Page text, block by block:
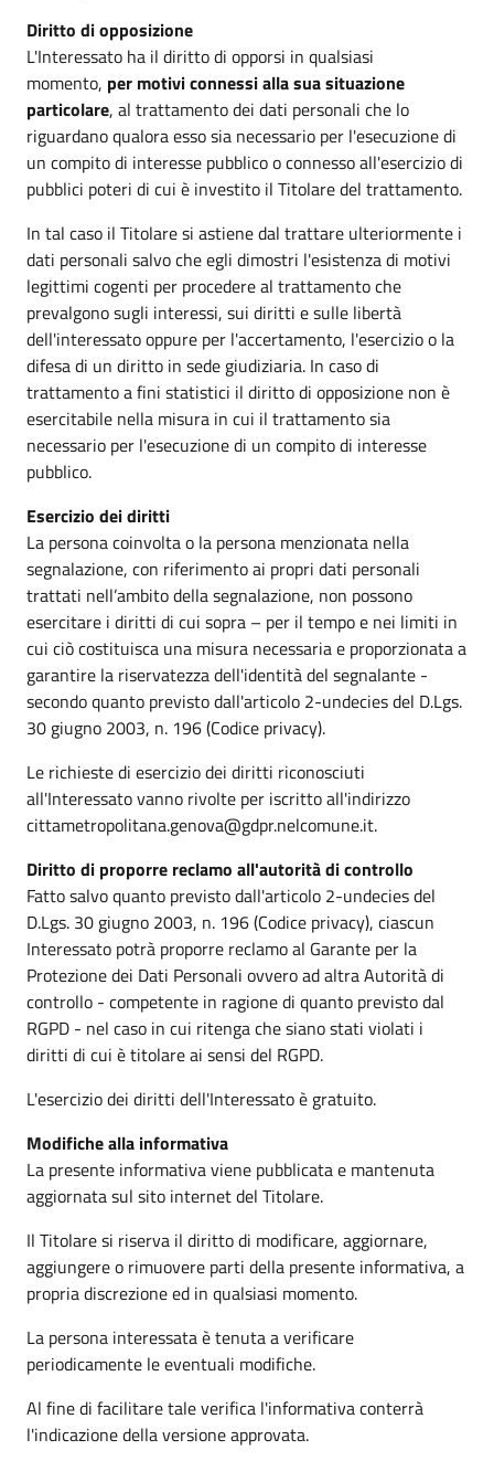
Diritto di opposizione
L'Interessato ha il diritto di opporsi in qualsiasi
momento, per motivi connessi alla sua situazione
particolare, al trattamento dei dati personali che lo
riguardano qualora esso sia necessario per l'esecuzione di
un compito di interesse pubblico o connesso all'esercizio di
pubblici poteri di cui è investito il Titolare del trattamento.
In tal caso il Titolare si astiene dal trattare ulteriormente i
dati personali salvo che egli dimostri l'esistenza di motivi
legittimi cogenti per procedere al trattamento che
prevalgono sugli interessi, sui diritti e sulle libertà
dell'interessato oppure per l'accertamento, l'esercizio o la
difesa di un diritto in sede giudiziaria. In caso di
trattamento a fini statistici il diritto di opposizione non è
esercitabile nella misura in cui il trattamento sia
necessario per l'esecuzione di un compito di interesse
pubblico.
Esercizio dei diritti
La persona coinvolta o la persona menzionata nella
segnalazione, con riferimento ai propri dati personali
trattati nell’ambito della segnalazione, non possono
esercitare i diritti di cui sopra – per il tempo e nei limiti in
cui ciò costituisca una misura necessaria e proporzionata a
garantire la riservatezza dell'identità del segnalante -
secondo quanto previsto dall'articolo 2-undecies del D.Lgs.
30 giugno 2003, n. 196 (Codice privacy).
Le richieste di esercizio dei diritti riconosciuti
all'Interessato vanno rivolte per iscritto all'indirizzo
cittametropolitana.genova@gdpr.nelcomune.it.
Diritto di proporre reclamo all'autorità di controllo
Fatto salvo quanto previsto dall'articolo 2-undecies del
D.Lgs. 30 giugno 2003, n. 196 (Codice privacy), ciascun
Interessato potrà proporre reclamo al Garante per la
Protezione dei Dati Personali ovvero ad altra Autorità di
controllo - competente in ragione di quanto previsto dal
RGPD - nel caso in cui ritenga che siano stati violati i
diritti di cui è titolare ai sensi del RGPD.
L'esercizio dei diritti dell'Interessato è gratuito.
Modifiche alla informativa
La presente informativa viene pubblicata e mantenuta
aggiornata sul sito internet del Titolare.
Il Titolare si riserva il diritto di modificare, aggiornare,
aggiungere o rimuovere parti della presente informativa, a
propria discrezione ed in qualsiasi momento.
La persona interessata è tenuta a verificare
periodicamente le eventuali modifiche.
Al fine di facilitare tale verifica l'informativa conterrà
l'indicazione della versione approvata.